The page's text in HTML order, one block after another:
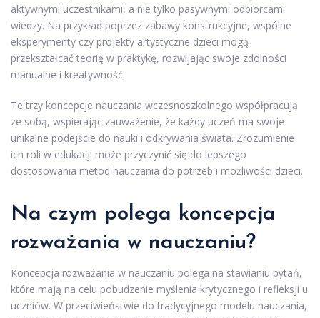
aktywnymi uczestnikami, a nie tylko pasywnymi odbiorcami
wiedzy. Na przykład poprzez zabawy konstrukcyjne, wspólne
eksperymenty czy projekty artystyczne dzieci mogą
przekształcać teorię w praktykę, rozwijając swoje zdolności
manualne i kreatywność.
Te trzy koncepcje nauczania wczesnoszkolnego współpracują
ze sobą, wspierając zauważenie, że każdy uczeń ma swoje
unikalne podejście do nauki i odkrywania świata. Zrozumienie
ich roli w edukacji może przyczynić się do lepszego
dostosowania metod nauczania do potrzeb i możliwości dzieci.
Na czym polega koncepcja
rozważania w nauczaniu?
Koncepcja rozważania w nauczaniu polega na stawianiu pytań,
które mają na celu pobudzenie myślenia krytycznego i refleksji u
uczniów. W przeciwieństwie do tradycyjnego modelu nauczania,